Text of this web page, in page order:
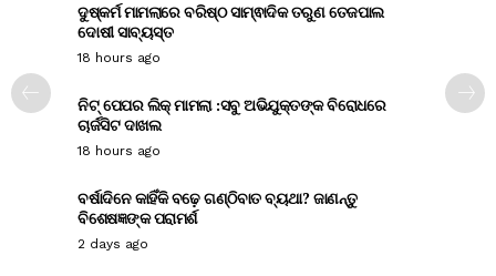
ଦୁଷ୍କର୍ମ ମାମଲାରେ ବରିଷ୍ଠ ସାମ୍ଵାଦିକ ତରୁଣ ତେଜପାଲ
ଦୋଷୀ ସାବ୍ୟସ୍ତ
18 hours ago
ନିଟ୍ ପେପର ଲିକ୍ ମାମଲା :ସବୁ ଅଭିଯୁକ୍ତଙ୍କ ବିରୋଧରେ
ଚାର୍ଜସିଟ ଦାଖଲ
18 hours ago
ବର୍ଷାଦିନେ କାହିଁକି ବଢ଼େ ଗଣ୍ଠିବାତ ବ୍ୟଥା? ଜାଣନ୍ତୁ
ବିଶେଷଜ୍ଞଙ୍କ ପରାମର୍ଶ
2 days ago